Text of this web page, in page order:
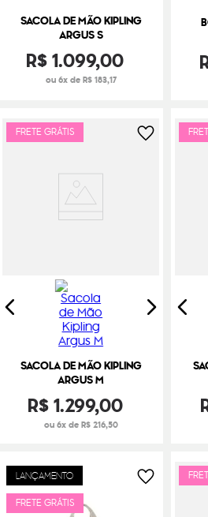
SACOLA DE MÃO KIPLING
ARGUS S
R$1.099,00
ou 6x de R$ 183,17
FRETE GRÁTIS
SACOLA DE MÃO KIPLING
ARGUS M
R$1.299,00
ou 6x de R$ 216,50
LANÇAMENTO
FRETE GRÁTIS